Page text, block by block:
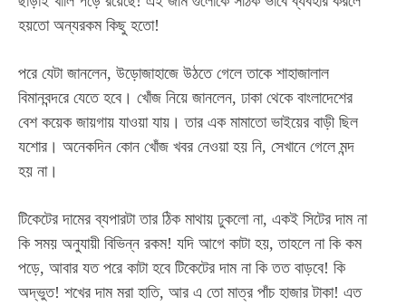
হয়তো অন্যরকম কিছু হতো!
পরে যেটা জানলেন, উড়োজাহাজে উঠতে গেলে তাকে শাহাজালাল
বিমানবন্দরে যেতে হবে। খোঁজ নিয়ে জানলেন, ঢাকা থেকে বাংলাদেশের
বেশ কয়েক জায়গায় যাওয়া যায়। তার এক মামাতো ভাইয়ের বাড়ী ছিল
যশোর। অনেকদিন কোন খোঁজ খবর নেওয়া হয় নি, সেখানে গেলে মন্দ
হয় না।
টিকেটের দামের ব্যপারটা তার ঠিক মাথায় ঢুকলো না, একই সিটের দাম না
কি সময় অনুযায়ী বিভিন্ন রকম! যদি আগে কাটা হয়, তাহলে না কি কম
পড়ে, আবার যত পরে কাটা হবে টিকেটের দাম না কি তত বাড়বে! কি
অদ্ভুত! শখের দাম মরা হাতি, আর এ তো মাত্র পাঁচ হাজার টাকা! এত